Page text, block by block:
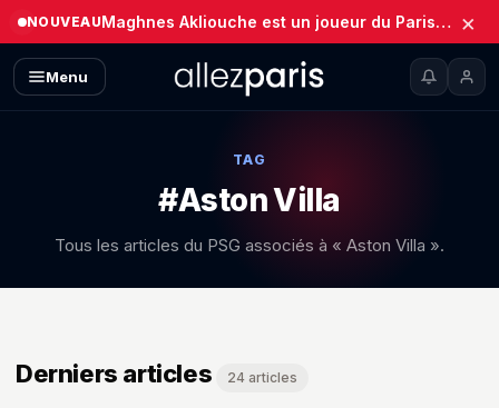
NOUVEAU Maghnes Akliouche est un joueur du Paris Saint-Germain (Officiel) ×
Menu
TAG
#Aston Villa
Tous les articles du PSG associés à « Aston Villa ».
Derniers articles 24 articles